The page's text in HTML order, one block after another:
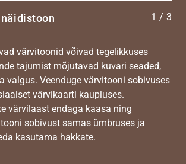
1 / 3
värvitoonid võivad tegelikkuses
tajumist mõjutavad kuvari seaded,
valgus. Veenduge värvitooni sobivuses
värvikaarti kaupluses.
värvilaast endaga kaasa ning
sobivust samas ümbruses ja
kasutama hakkate.